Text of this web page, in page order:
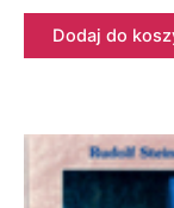
Dodaj do